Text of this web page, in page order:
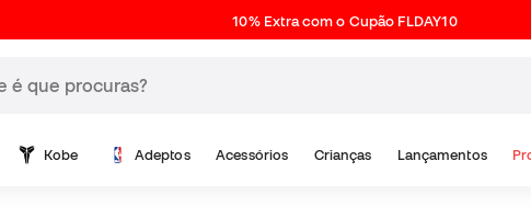
10% Extra com o Cupão FLDAY10
Kobe Adeptos Acessórios Crianças Lançamentos